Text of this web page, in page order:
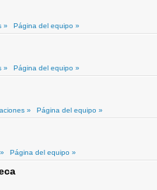
»
Página del equipo »
»
Página del equipo »
»
Página del equipo »
Página del equipo »